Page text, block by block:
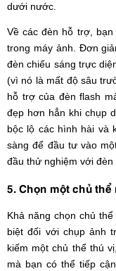
dưới nước.
Về các đèn hỗ trợ,
trong máy ảnh. Đơn
đèn chiếu sáng trực
(vì nó là mất độ sâu
hỗ trợ của đèn flash
đẹp hơn hẳn khi chụp
bộc lộ các hình hài và
sàng để đầu tư vào
đầu thử nghiệm với đèn
5. Chọn một chủ
Khả năng chọn chủ
biệt đối với chụp ảnh
kiếm một chủ thể thú
mà bạn có thể tiếp